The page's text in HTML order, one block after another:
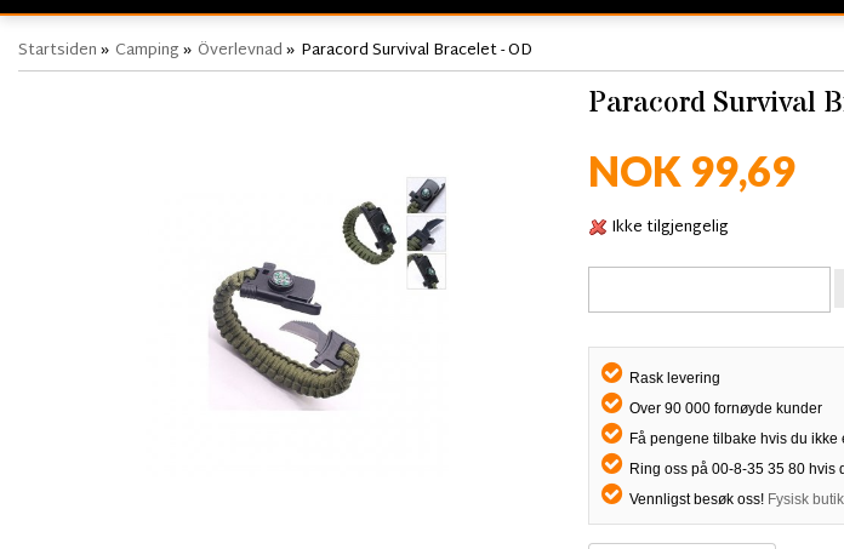
Startsiden» Camping» Överlevnad» Paracord Survival Bracelet - OD
Paracord Survival
NOK 99,69
Ikke tilgjengelig
Rask levering
Over 90 000 fornøyde kunder
Få pengene tilbake hvis du ikke
Ring oss på 00-8-35 35 80 hvis
Vennligst besøk oss! Fysisk